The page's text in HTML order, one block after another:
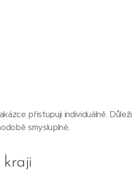
přistupuji individuálně.
smysluplné.
kraji